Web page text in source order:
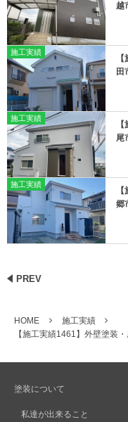
越
施工実績
田
施工実績
尾
施工実績
郷
PREV
HOME
施工実績
【施工実績1461】外壁塗装
塗装について
私達が出来ること